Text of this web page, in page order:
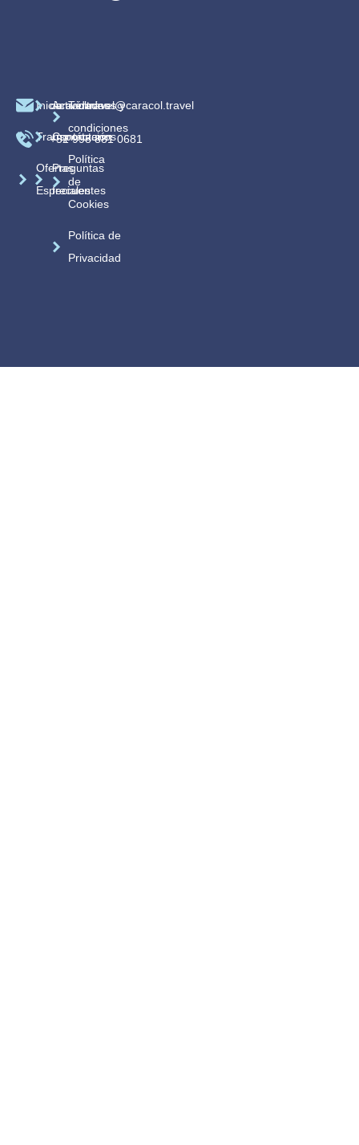
Inicio
Transportación
Ofertas
Especiales
Actividades
Contáctanos
Preguntas
frecuentes
Términos y
condiciones
Política
de
Cookies
Política de
Privacidad
caracoltravel@caracol.travel
+52 998 881 0681